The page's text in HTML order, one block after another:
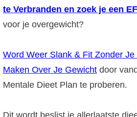
te Verbranden en zoek je een
voor je overgewicht?
Word Weer Slank & Fit Zonder
Maken Over Je Gewicht door
Mentale Dieet Plan te proberen.